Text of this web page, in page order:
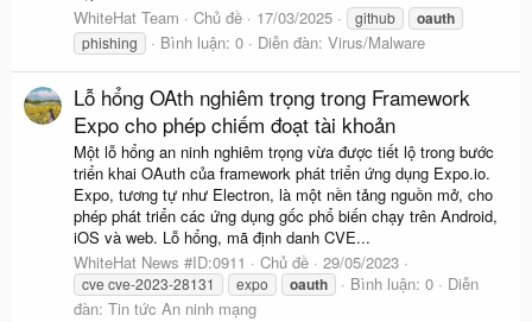
WhiteHat Team
Chủ đề 17/03/2025 github oauth
phishing Bình luận: 0 Diễn đàn: Virus/Malware
Lỗ hổng OAth nghiêm trọng trong Framework
Expo cho phép chiếm đoạt tài khoản
Một lỗ hổng an ninh nghiêm trọng vừa được tiết lộ trong bước
triển khai OAuth của framework phát triển ứng dụng Expo.io.
Expo, tương tự như Electron, là một nền tảng nguồn mở, cho
phép phát triển các ứng dụng gốc phổ biến chạy trên Android,
iOS và web. Lỗ hổng, mã định danh CVE...
WhiteHat News #ID:0911
Chủ đề 29/05/2023
cve cve-2023-28131 expo oauth Bình luận: 0
Diễn
đàn: Tin tức An ninh mạng